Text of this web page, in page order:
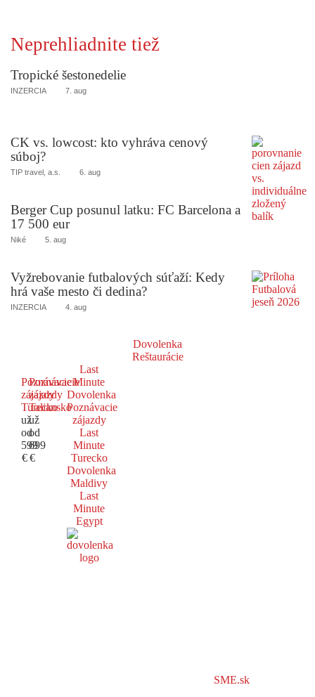
Neprehliadnite tiež
Tropické šestonedelie
INZERCIA 7. aug
CK vs. lowcost: kto vyhráva cenový
súboj?
TIP travel, a.s. 6. aug
Berger Cup posunul latku: FC Barcelona a
17 500 eur
Niké 5. aug
Vyžrebovanie futbalových súťaží: Kedy
hrá vaše mesto či dedina?
INZERCIA 4. aug
Dovolenka
Reštaurácie
Poznávacie
zájazdy
Turecko
už
od
599
€
Poznávacie
zájazdy
Taliansko
už
od
699
€
Last
Minute
Dovolenka
Poznávacie
zájazdy
Last
Minute
Turecko
Dovolenka
Maldivy
Last
Minute
Egypt
SME.sk